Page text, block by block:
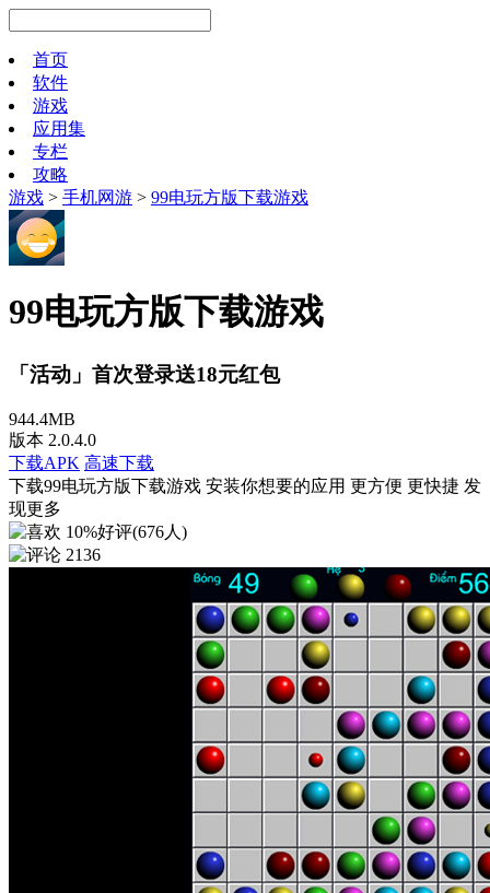
首页
软件
游戏
应用集
专栏
攻略
游戏 > 手机网游 > 99电玩方版下载游戏
99电玩方版下载游戏
「活动」首次登录送18元红包
944.4MB
版本 2.0.4.0
下载APK 高速下载
下载99电玩方版下载游戏 安装你想要的应用 更方便 更快捷 发
现更多
10%好评(676人)
2136